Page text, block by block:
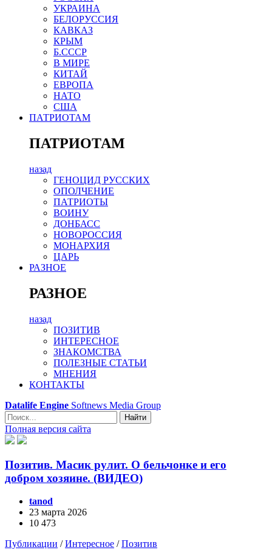
УКРАИНА
БЕЛОРУССИЯ
КАВКАЗ
КРЫМ
Б.СССР
В МИРЕ
КИТАЙ
ЕВРОПА
НАТО
США
ПАТРИОТАМ
ПАТРИОТАМ
назад
ГЕНОЦИД РУССКИХ
ОПОЛЧЕНИЕ
ПАТРИОТЫ
ВОИНУ
ДОНБАСС
НОВОРОССИЯ
МОНАРХИЯ
ЦАРЬ
РАЗНОЕ
РАЗНОЕ
назад
ПОЗИТИВ
ИНТЕРЕСНОЕ
ЗНАКОМСТВА
ПОЛЕЗНЫЕ СТАТЬИ
МНЕНИЯ
КОНТАКТЫ
Datalife Engine Softnews Media Group
Найти
Полная версия сайта
Позитив. Масик рулит. О бельчонке и его
добром хозяине. (ВИДЕО)
tanod
23 марта 2026
10 473
Публикации /Интересное /Позитив